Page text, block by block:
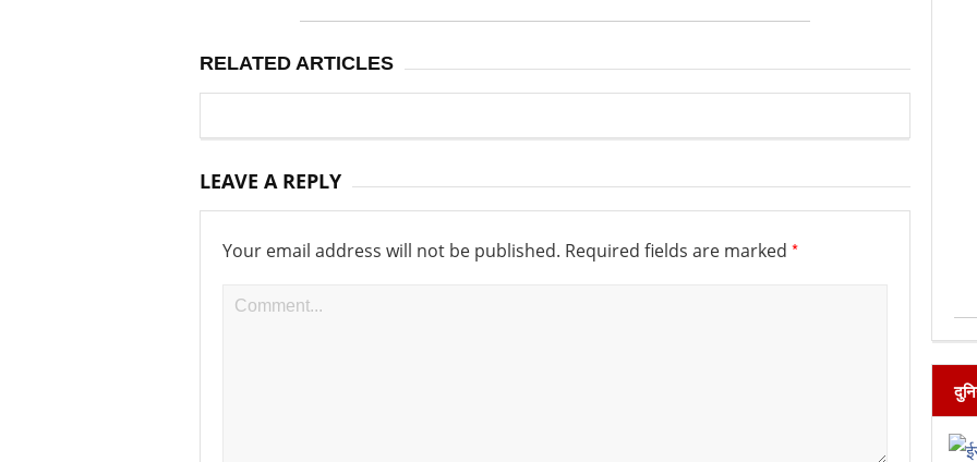
RELATED ARTICLES
LEAVE A REPLY
Your email address will not be published. Required fields are marked *